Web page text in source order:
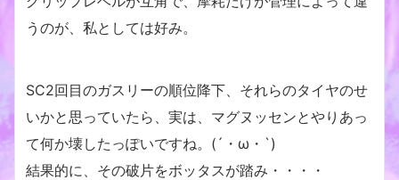
うのが、私としては好み。
SC2回目のガスリーの順位降下、それらのタイヤのせ
いかと思っていたら、実は、マグヌッセンとやりあっ
て何か壊したっぽいですね。(´・ω・`)
結果的に、その破片をボッタスが踏み・・・・